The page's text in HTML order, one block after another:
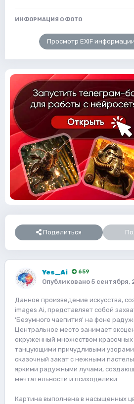
ИНФОРМАЦИЯ О ФОТО
Просмотр EXIF
Поделиться
Yes_Ai 659
Опубликовано 5 сентября,
Данное произведение искусства,
images Ai, представляет собой
'Безумного чаепития' на фоне
Центральное место занимает
окруженный множеством красочных
танцующими причудливыми
сказочный закат с нежными
яркими радужными лучами,
мечтательности и психоделики.
Картина выполнена в насыщенных